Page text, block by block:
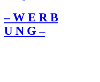
– W Ε R Β
U Ν G –